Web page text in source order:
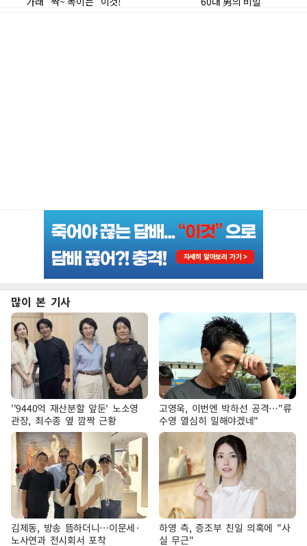
많이 본 기사
''9440억 재산분할 앞둔' 노소영
관장, 최수종 옆 깜짝 근황
고영욱, 이번엔 박하선 공격…"류
수영 열심히 일해야겠네"
김제동, 방송 뜸하더니…이문세·
노사연과 전시회서 포착
하영 측, 증조부 친일 의혹에 "사
실 무근"